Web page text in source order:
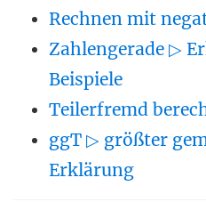
Rechnen mit
Zahlengerade ▷
Beispiele
Teilerfremd
ggT ▷ größter
Erklärung